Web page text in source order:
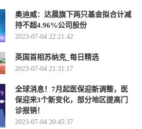
奥迪威：达晨旗下两只基金拟合计减
持不超4.96%公司股份
2023-07-04 22:21:42
英国首相苏纳克_每日精选
2023-07-04 21:31:17
全球消息！7月起医保迎新调整，医
保迎来3个新变化，部分地区提高门
诊报销！
2023-07-04 20:45:37